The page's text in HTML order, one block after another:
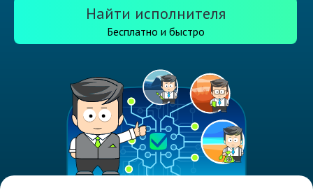
Найти исполнителя
Бесплатно и быстро